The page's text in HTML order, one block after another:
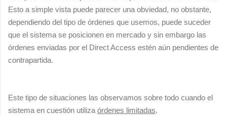
Esto a simple vista puede parecer una obviedad, no obstante,
dependiendo del tipo de órdenes que usemos, puede suceder
que el sistema se posicionen en mercado y sin embargo las
órdenes enviadas por el Direct Access estén aún pendientes de
contrapartida.
Este tipo de situaciones las observamos sobre todo cuando el
sistema en cuestión utiliza órdenes limitadas.